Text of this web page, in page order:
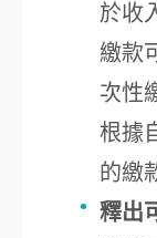
於收
繳款
次性
根據
的繳
釋出